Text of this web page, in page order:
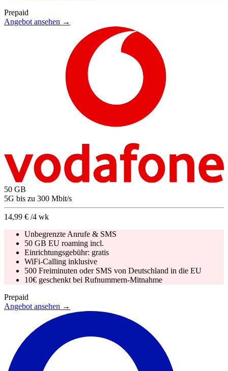
Prepaid
Angebot ansehen →
50 GB
5G bis zu 300 Mbit/s
14,99 € /4 wk
Unbegrenzte Anrufe & SMS
50 GB EU roaming incl.
Einrichtungsgebühr: gratis
WiFi-Calling inklusive
500 Freiminuten oder SMS von Deutschland in die EU
10€ geschenkt bei Rufnummern-Mitnahme
Prepaid
Angebot ansehen →